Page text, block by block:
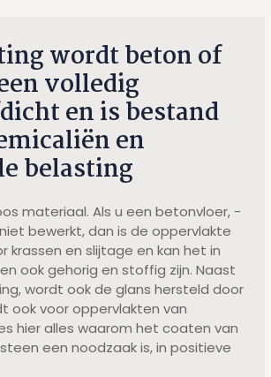
wordt beton of
volledig
en is bestand
en
belasting
materiaal. Als u een betonvloer, -
bewerkt, dan is de oppervlakte
krassen en slijtage en kan het in
ook gehorig en stoffig zijn. Naast
wordt ook de glans hersteld door
ook voor oppervlakten van
hier alles waarom het coaten van
een noodzaak is, in positieve